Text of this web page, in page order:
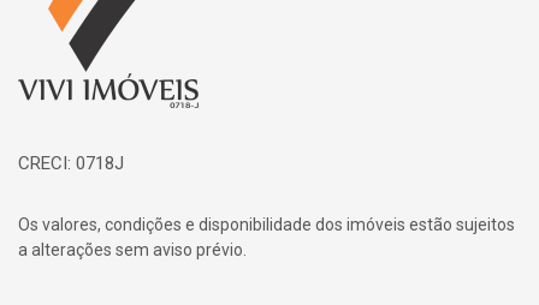
CRECI: 0718J
Os valores, condições e disponibilidade dos imóveis estão sujeitos
a alterações sem aviso prévio.